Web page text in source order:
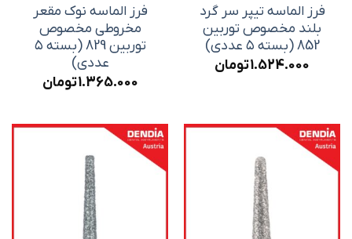
فرز الماسه تیپر سر گرد
بلند مخصوص توربین
852 (بسته ۵ عددی)
1.524.000تومان
فرز الماسه نوک مقعر
مخروطی مخصوص
توربین 829 (بسته ۵
عددی)
1.365.000تومان